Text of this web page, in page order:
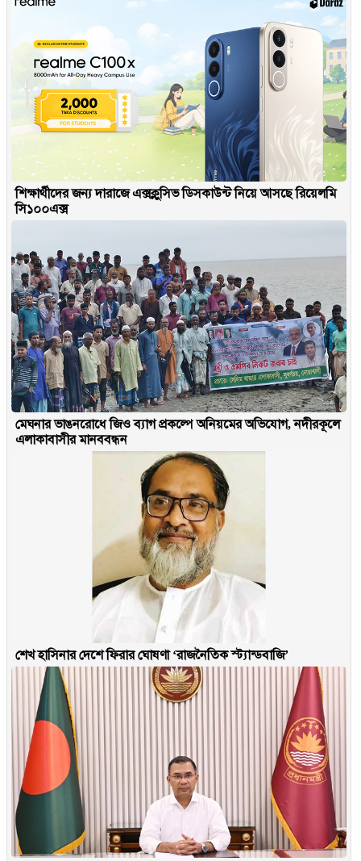
শিক্ষার্থীদের জন্য দারাজে এক্সক্লুসিভ ডিসকাউন্ট নিয়ে আসছে রিয়েলমি
সি১০০এক্স
মেঘনার ভাঙনরোধে জিও ব্যাগ প্রকল্পে অনিয়মের অভিযোগ, নদীরকূলে
এলাকাবাসীর মানববন্ধন
শেখ হাসিনার দেশে ফিরার ঘোষণা ‘রাজনৈতিক স্ট্যান্ডবাজি’